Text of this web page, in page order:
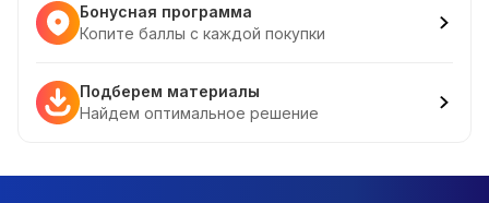
Бонусная программа
Копите баллы с каждой покупки
Подберем материалы
Найдем оптимальное решение